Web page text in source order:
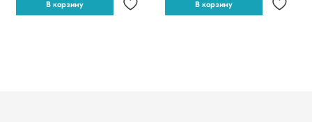
В корзину В корзину